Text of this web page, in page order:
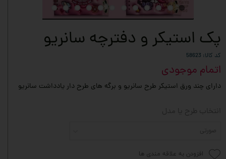
پک استیکر و دفترچه سانریو
کد کالا: 58623
اتمام موجودی
دارای چند ورق استیکر طرح سانریو و برگه های طرح دار یادداشت سانریو
انتخاب طرح یا مدل
صورتی
افزودن به علاقه مندی ها